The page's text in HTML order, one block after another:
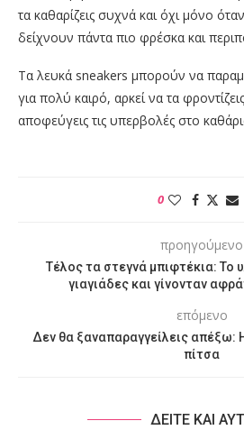
τα καθαρίζεις συχνά και όχι μόνο
δείχνουν πάντα πιο φρέσκα και
Τα λευκά sneakers μπορούν να
για πολύ καιρό, αρκεί να τα
αποφεύγεις τις υπερβολές στο
0
προηγούμενο
Τέλος τα στεγνά μπιφτέκια: Το
γιαγιάδες και γίνονταν
επόμενο
Δεν θα ξαναπαραγγείλεις απέξω:
πίτσα
ΔΕΙΤΕ ΚΑΙ